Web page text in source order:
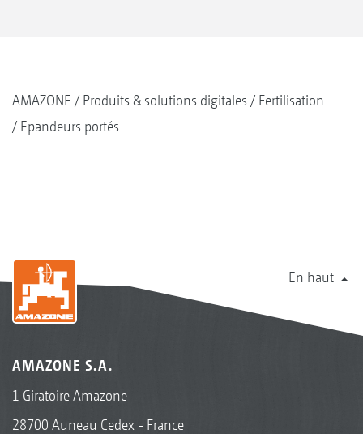
AMAZONE Produits & solutions digitales
Fertilisation
Epandeurs portés
En haut
AMAZONE S.A.
1 Giratoire Amazone
28700 Auneau Cedex - France